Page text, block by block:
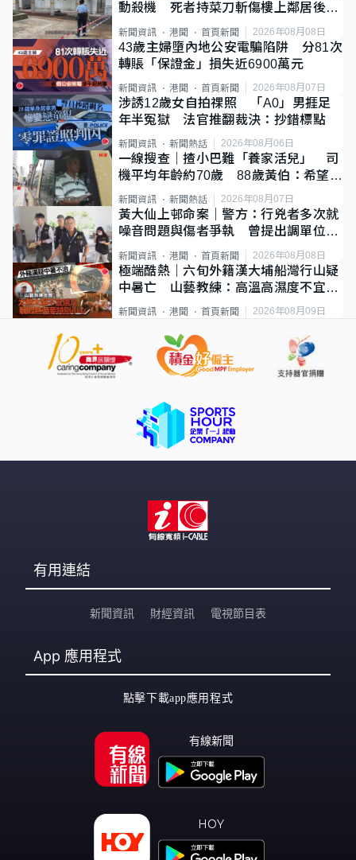
動殺機 死者持菜刀斬傷樓上鄰居後墮
新聞資訊 港聞 首頁新聞 2026年08月08日
43歲主婦墮內地公安電騙陷阱 分81次
轉賬「保證金」損失近6900萬元
新聞資訊 港聞 首頁新聞 2026年08月07日
涉誘12歲女自拍祼照 「A0」男捱足
年半冤獄 法官推翻裁決：抄錯標點
新聞資訊 新聞熱話 2026年08月06日
一線搜查｜揸小巴難「養家活兒」 司
機平均年齡約70歲 88歲黃伯：希望一
直揸落去
新聞資訊 新聞熱話 2026年08月07日
黃大仙上邨命案｜警方：行兇者多次就
噪音問題與傷者爭執 曾提出調單位已
新聞資訊 港聞 首頁新聞 2026年08月08日
極端酷熱｜六旬外籍漢大埔船灣行山疑
中暑亡 山藝教練：高溫高濕度不宜遠
足
新聞資訊 港聞 首頁新聞 2026年08月09日
有用連結
新聞資訊 財經資訊 電視節目表
App 應用程式
點擊下載app應用程式
有線新聞
HOY